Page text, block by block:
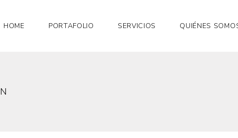
HOME PORTAFOLIO SERVICIOS QUIÉNES